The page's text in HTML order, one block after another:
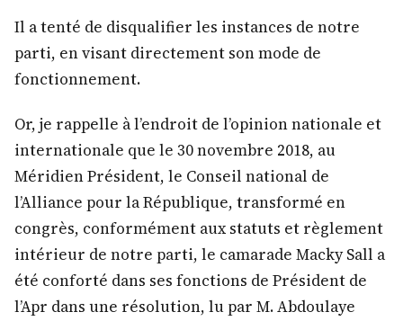
Il a tenté de disqualifier les instances de notre
parti, en visant directement son mode de
fonctionnement.
Or, je rappelle à l’endroit de l’opinion nationale et
internationale que le 30 novembre 2018, au
Méridien Président, le Conseil national de
l’Alliance pour la République, transformé en
congrès, conformément aux statuts et règlement
intérieur de notre parti, le camarade Macky Sall a
été conforté dans ses fonctions de Président de
l’Apr dans une résolution, lu par M. Abdoulaye